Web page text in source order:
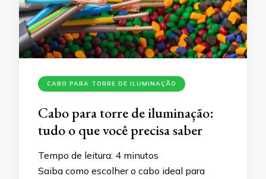
CABO PARA TORRE DE ILUMINAÇÃO
Cabo para torre de iluminação:
tudo o que você precisa saber
Tempo de leitura: 4 minutos
Saiba como escolher o cabo ideal para